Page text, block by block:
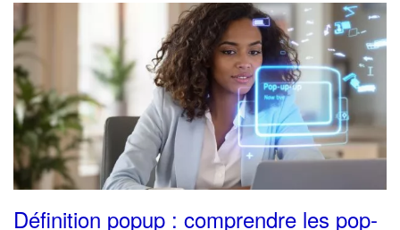
Définition popup : comprendre les pop-